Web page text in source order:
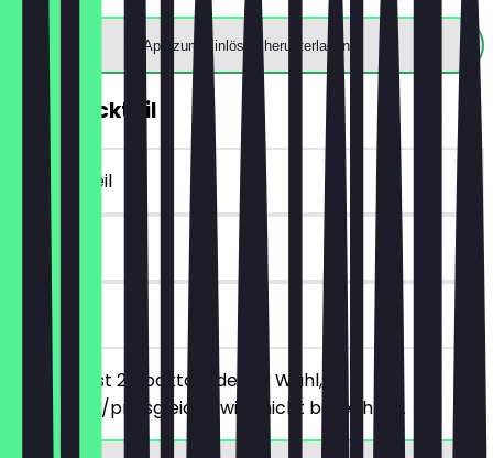
App zum Einlösen herunterladen
2für1 Cocktail
~8 € Vorteil
30 Tage
vor Ort
Du bestellst 2 Cocktails deiner Wahl, der
günstigere/preisgleiche wird nicht berechnet.